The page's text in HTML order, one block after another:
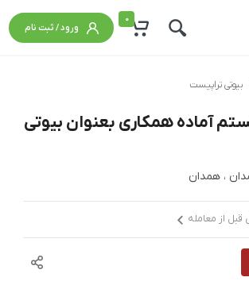
0
ورود / ثبت نام
بیوتی تراپیست
آماده همکاری بعنوان بیوتی
، همدان
از معامله